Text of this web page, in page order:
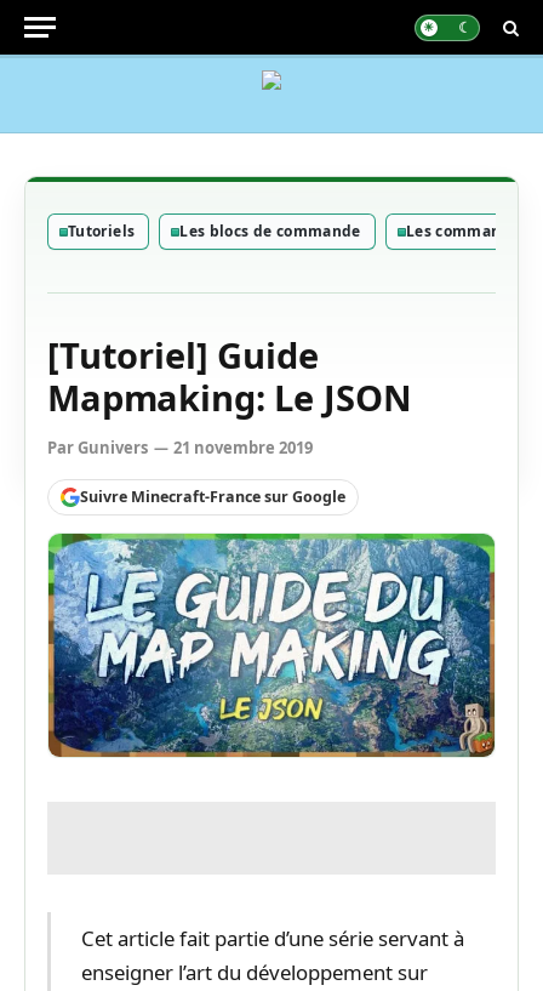
Tutoriels Les blocs de commande Les commandes
[Tutoriel] Guide
Mapmaking: Le JSON
ParGunivers 21 novembre 2019
Suivre Minecraft-France sur Google
Cet article fait partie d’une série servant à
enseigner l’art du développement sur